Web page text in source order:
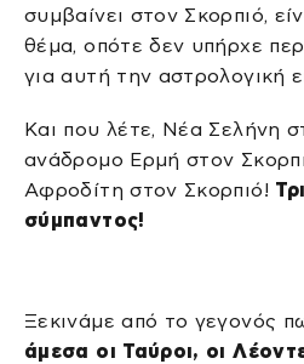
συμβαίνει στον Σκορπιό,
θέμα, οπότε δεν υπήρχε
για αυτή την αστρολογική
Και που λέτε, Νέα Σελήνη
ανάδρομο Ερμή στον
Αφροδίτη στον Σκορπιό!
σύμπαντος!
Ξεκινάμε από το γεγονός
άμεσα οι Ταύροι, οι